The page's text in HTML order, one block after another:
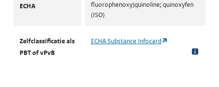
ECHA
fluorophenoxy)quinoline; quinoxyfen
(ISO)
Zelfclassificatie als
PBT of vPvB
ECHA Substance Infocard